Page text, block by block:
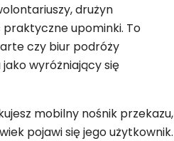
drużyn
upominki. To
czy biur podróży
wyróżniający się
mobilny nośnik przekazu,
pojawi się jego użytkownik.